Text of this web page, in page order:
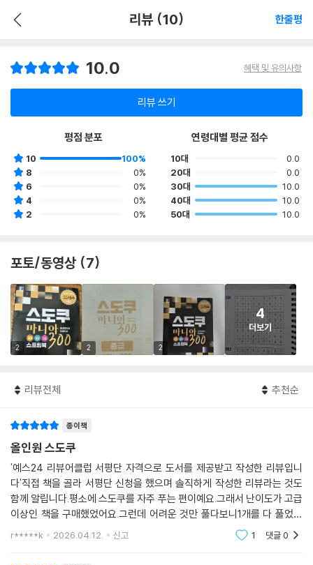
리뷰 (10) 한줄평
10.0 혜택 및 유의사항
리뷰 쓰기
평점 분포
10
100%
8
0%
6
0%
4
0%
2
0%
연령대별 평균 점수
10대
0.0
20대
0.0
30대
10.0
40대
10.0
50대
10.0
포토/동영상 (7)
2 2 2
4
더보기
리뷰전체 추천순
종이책
올인원 스도쿠
'예스24 리뷰어클럽 서평단 자격으로 도서를 제공받고 작성한 리뷰입니
다'직접 책을 골라 서평단 신청을 했으며 솔직하게 작성한 리뷰라는 것도
함께 알립니다.평소에 스도쿠를 자주 푸는 편이예요.그래서 난이도가 고급
이상인 책을 구매했었어요.그런데 어려운 것만 풀다보니1개를 다 풀었을
때 느끼는 성취감이나 개운함(?)이부족하더라구요.오히려 [스도쿠 마니
r*****k 2026.04.12. 신고 1 댓글0